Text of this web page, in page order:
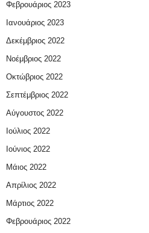
Φεβρουάριος 2023
Ιανουάριος 2023
Δεκέμβριος 2022
Νοέμβριος 2022
Οκτώβριος 2022
Σεπτέμβριος 2022
Αύγουστος 2022
Ιούλιος 2022
Ιούνιος 2022
Μάιος 2022
Απρίλιος 2022
Μάρτιος 2022
Φεβρουάριος 2022